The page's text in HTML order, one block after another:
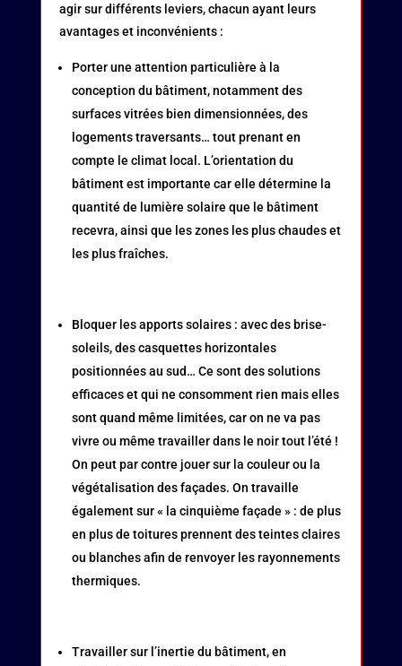
agir sur différents leviers, chacun ayant leurs
avantages et inconvénients :
Porter une attention particulière à la
conception du bâtiment, notamment des
surfaces vitrées bien dimensionnées, des
logements traversants… tout prenant en
compte le climat local. L’orientation du
bâtiment est importante car elle détermine la
quantité de lumière solaire que le bâtiment
recevra, ainsi que les zones les plus chaudes et
les plus fraîches.
Bloquer les apports solaires : avec des brise-
soleils, des casquettes horizontales
positionnées au sud… Ce sont des solutions
efficaces et qui ne consomment rien mais elles
sont quand même limitées, car on ne va pas
vivre ou même travailler dans le noir tout l’été !
On peut par contre jouer sur la couleur ou la
végétalisation des façades. On travaille
également sur « la cinquième façade » : de plus
en plus de toitures prennent des teintes claires
ou blanches afin de renvoyer les rayonnements
thermiques.
Travailler sur l’inertie du bâtiment, en